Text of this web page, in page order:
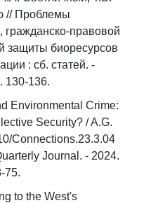
// Проблемы
гражданско-правовой
защиты биоресурсов
: сб. статей. -
130-136.
Environmental Crime:
Security? / A.G.
Connections.23.3.04
Journal. - 2024.
75.
to the West's